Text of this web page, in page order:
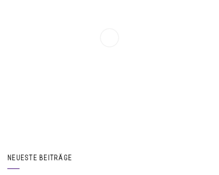
NEUESTE BEITRÄGE